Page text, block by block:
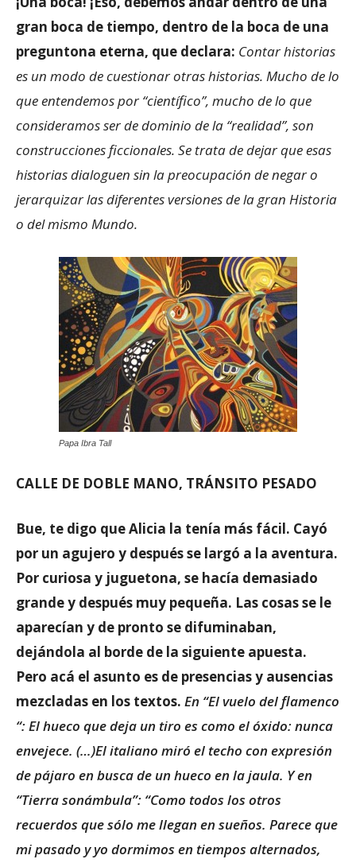
gran boca de tiempo, dentro de la boca de una
preguntona eterna, que declara: Contar historias
es un modo de cuestionar otras historias. Mucho de lo
que entendemos por “científico”, mucho de lo que
consideramos ser de dominio de la “realidad”, son
construcciones ficcionales. Se trata de dejar que esas
historias dialoguen sin la preocupación de negar o
jerarquizar las diferentes versiones de la gran Historia
o del mismo Mundo.
Papa Ibra Tall
CALLE DE DOBLE MANO, TRÁNSITO PESADO
Bue, te digo que Alicia la tenía más fácil. Cayó
por un agujero y después se largó a la aventura.
Por curiosa y juguetona, se hacía demasiado
grande y después muy pequeña. Las cosas se le
aparecían y de pronto se difuminaban,
dejándola al borde de la siguiente apuesta.
Pero acá el asunto es de presencias y ausencias
mezcladas en los textos. En “El vuelo del flamenco
“: El hueco que deja un tiro es como el óxido: nunca
envejece. (…)El italiano miró el techo con expresión
de pájaro en busca de un hueco en la jaula. Y en
“Tierra sonámbula”: “Como todos los otros
recuerdos que sólo me llegan en sueños. Parece que
mi pasado y yo dormimos en tiempos alternados,